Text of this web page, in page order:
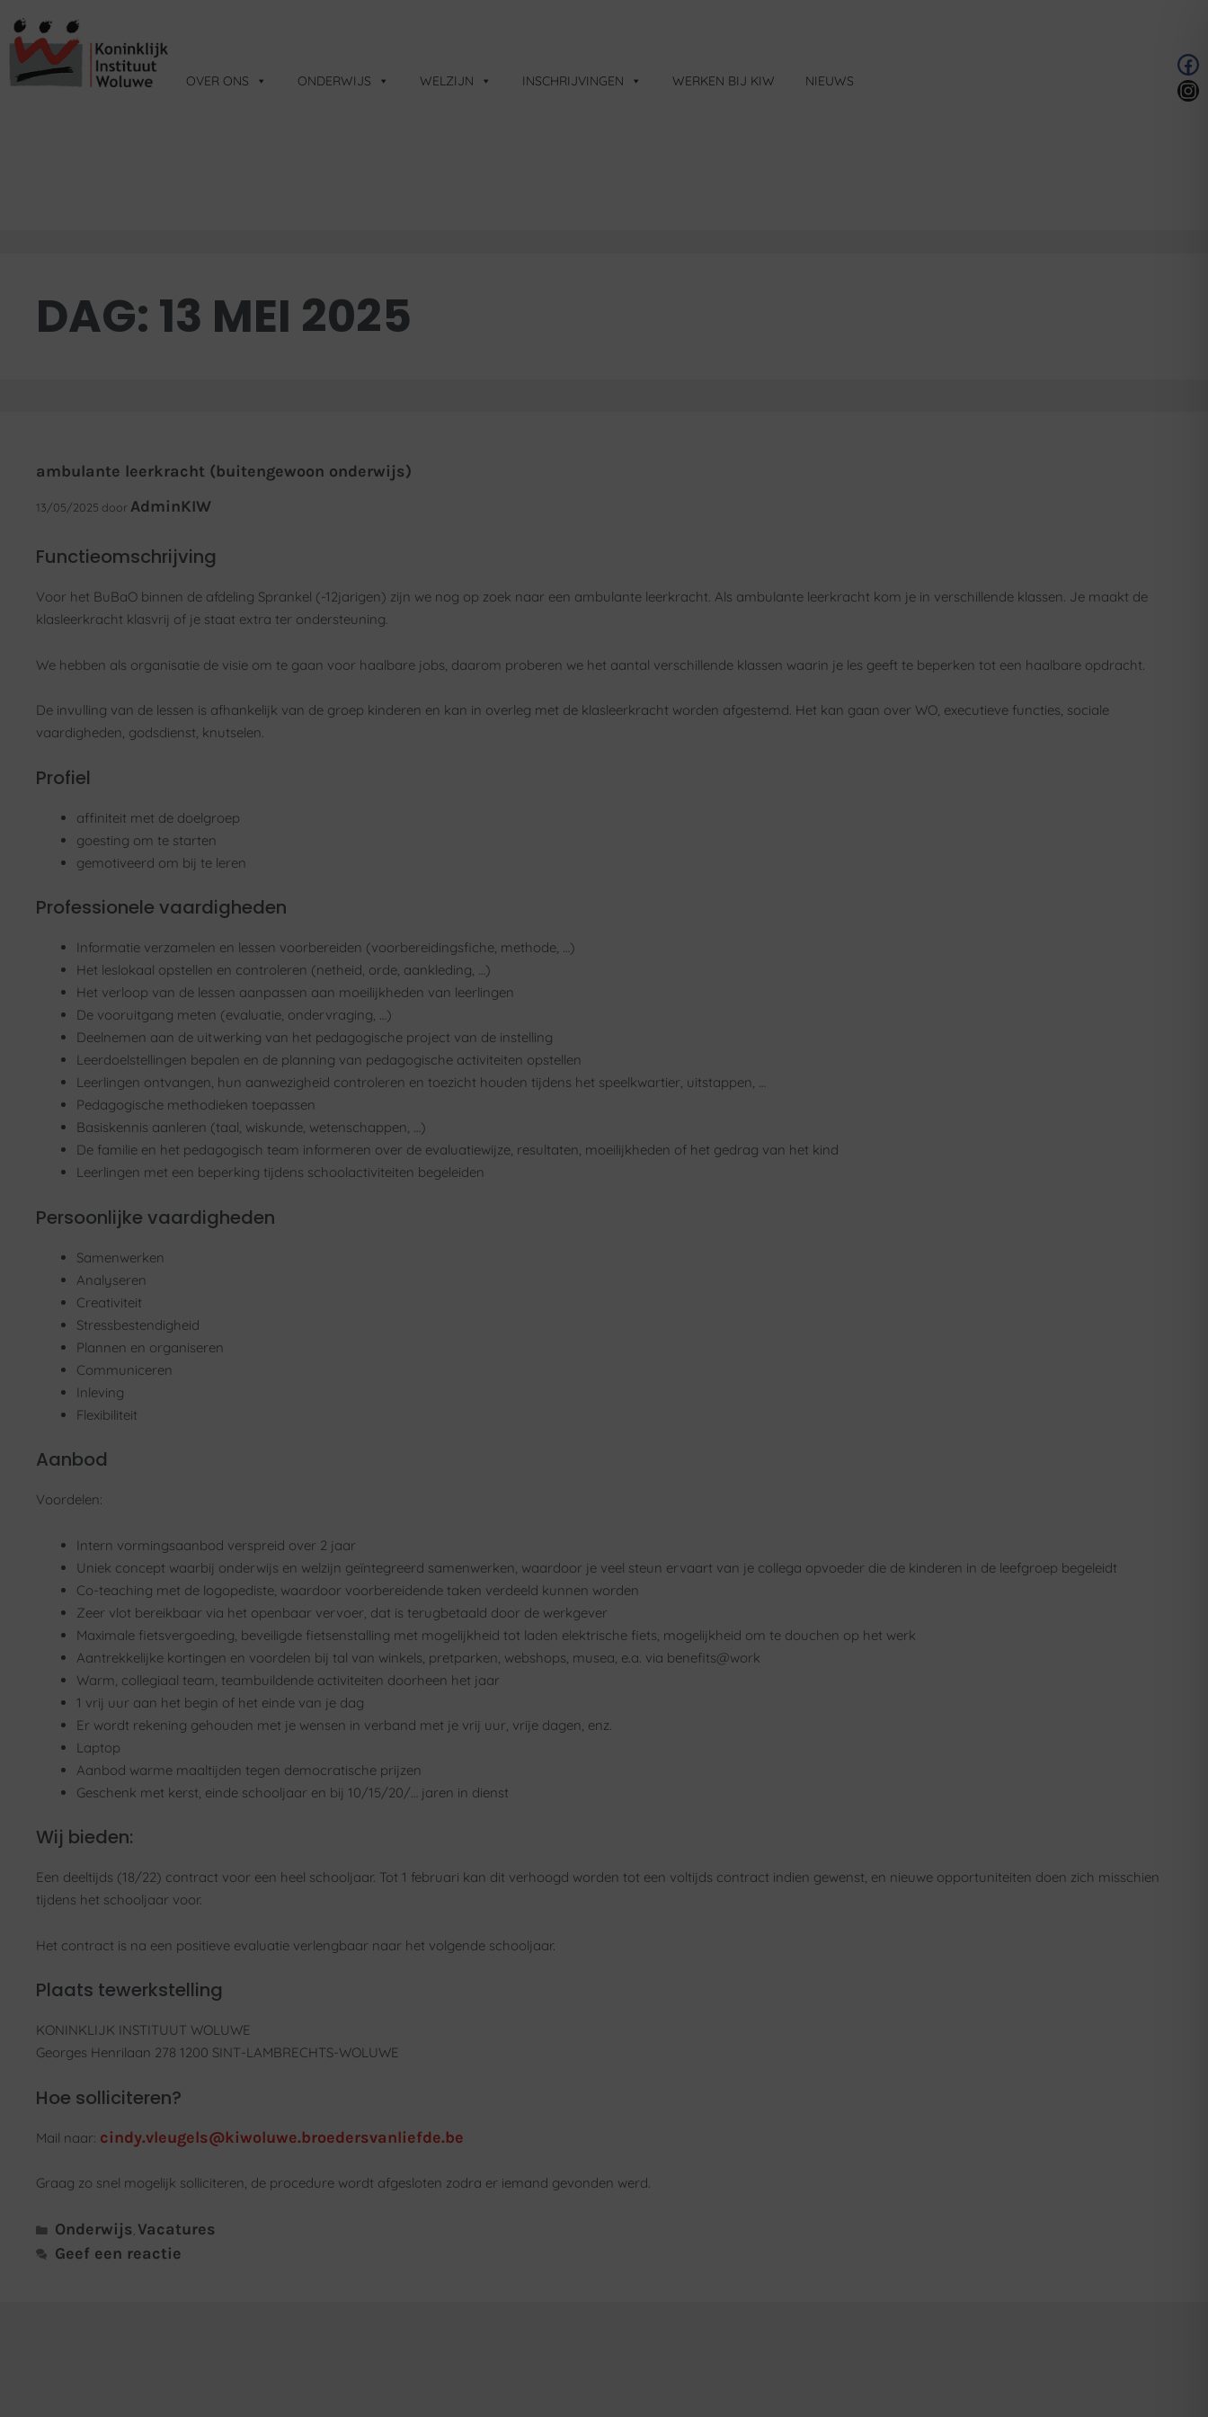
OVER ONS ONDERWIJS WELZIJN INSCHRIJVINGEN WERKEN BIJ KIW NIEUWS
DAG: 13 MEI 2025
ambulante leerkracht (buitengewoon onderwijs)
13/05/2025 door AdminKIW
Functieomschrijving
Voor het BuBaO binnen de afdeling Sprankel (-12jarigen) zijn we nog op zoek naar een ambulante leerkracht. Als ambulante leerkracht kom je in verschillende klassen. Je maakt de
klasleerkracht klasvrij of je staat extra ter ondersteuning.
We hebben als organisatie de visie om te gaan voor haalbare jobs, daarom proberen we het aantal verschillende klassen waarin je les geeft te beperken tot een haalbare opdracht.
De invulling van de lessen is afhankelijk van de groep kinderen en kan in overleg met de klasleerkracht worden afgestemd. Het kan gaan over WO, executieve functies, sociale
vaardigheden, godsdienst, knutselen.
Profiel
affiniteit met de doelgroep
goesting om te starten
gemotiveerd om bij te leren
Professionele vaardigheden
Informatie verzamelen en lessen voorbereiden (voorbereidingsfiche, methode, …)
Het leslokaal opstellen en controleren (netheid, orde, aankleding, …)
Het verloop van de lessen aanpassen aan moeilijkheden van leerlingen
De vooruitgang meten (evaluatie, ondervraging, …)
Deelnemen aan de uitwerking van het pedagogische project van de instelling
Leerdoelstellingen bepalen en de planning van pedagogische activiteiten opstellen
Leerlingen ontvangen, hun aanwezigheid controleren en toezicht houden tijdens het speelkwartier, uitstappen, …
Pedagogische methodieken toepassen
Basiskennis aanleren (taal, wiskunde, wetenschappen, …)
De familie en het pedagogisch team informeren over de evaluatiewijze, resultaten, moeilijkheden of het gedrag van het kind
Leerlingen met een beperking tijdens schoolactiviteiten begeleiden
Persoonlijke vaardigheden
Samenwerken
Analyseren
Creativiteit
Stressbestendigheid
Plannen en organiseren
Communiceren
Inleving
Flexibiliteit
Aanbod
Voordelen:
Intern vormingsaanbod verspreid over 2 jaar
Uniek concept waarbij onderwijs en welzijn geïntegreerd samenwerken, waardoor je veel steun ervaart van je collega opvoeder die de kinderen in de leefgroep begeleidt
Co-teaching met de logopediste, waardoor voorbereidende taken verdeeld kunnen worden
Zeer vlot bereikbaar via het openbaar vervoer, dat is terugbetaald door de werkgever
Maximale fietsvergoeding, beveiligde fietsenstalling met mogelijkheid tot laden elektrische fiets, mogelijkheid om te douchen op het werk
Aantrekkelijke kortingen en voordelen bij tal van winkels, pretparken, webshops, musea, e.a. via benefits@work
Warm, collegiaal team, teambuildende activiteiten doorheen het jaar
1 vrij uur aan het begin of het einde van je dag
Er wordt rekening gehouden met je wensen in verband met je vrij uur, vrije dagen, enz.
Laptop
Aanbod warme maaltijden tegen democratische prijzen
Geschenk met kerst, einde schooljaar en bij 10/15/20/… jaren in dienst
Wij bieden:
Een deeltijds (18/22) contract voor een heel schooljaar. Tot 1 februari kan dit verhoogd worden tot een voltijds contract indien gewenst, en nieuwe opportuniteiten doen zich misschien
tijdens het schooljaar voor.
Het contract is na een positieve evaluatie verlengbaar naar het volgende schooljaar.
Plaats tewerkstelling
KONINKLIJK INSTITUUT WOLUWE
Georges Henrilaan 278 1200 SINT-LAMBRECHTS-WOLUWE
Hoe solliciteren?
Mail naar: cindy.vleugels@kiwoluwe.broedersvanliefde.be
Graag zo snel mogelijk solliciteren, de procedure wordt afgesloten zodra er iemand gevonden werd.
Onderwijs Vacatures
Geef een reactie